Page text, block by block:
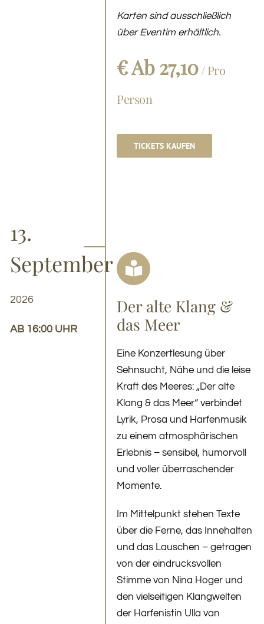
Karten sind ausschließlich
über Eventim erhältlich.
€ Ab 27,10/ Pro
Person
TICKETS KAUFEN
13.
September
2026
AB 16:00 UHR
Der alte Klang &
das Meer
Eine Konzertlesung über
Sehnsucht, Nähe und die leise
Kraft des Meeres: „Der alte
Klang & das Meer“ verbindet
Lyrik, Prosa und Harfenmusik
zu einem atmosphärischen
Erlebnis – sensibel, humorvoll
und voller überraschender
Momente.
Im Mittelpunkt stehen Texte
über die Ferne, das Innehalten
und das Lauschen – getragen
von der eindrucksvollen
Stimme von Nina Hoger und
den vielseitigen Klangwelten
der Harfenistin Ulla van